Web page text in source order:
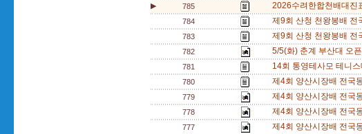
▶
785 2026수려한합천배대진
784
제9회 산청 천왕봉배 전
783
제9회 산청 천왕봉배 전
782
5/5(화) 춘계 부산대 오
781
14회 통영테사모 테니
780
제4회 양산시장배 전국
779
제4회 양산시장배 전국
778
제4회 양산시장배 전국
777
제4회 양산시장배 전국